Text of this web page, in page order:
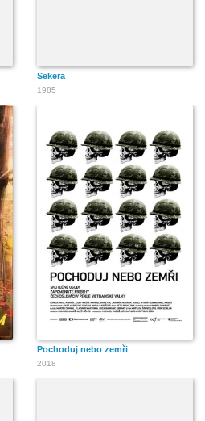
Sekera
1985
Pochoduj nebo zemři
2018